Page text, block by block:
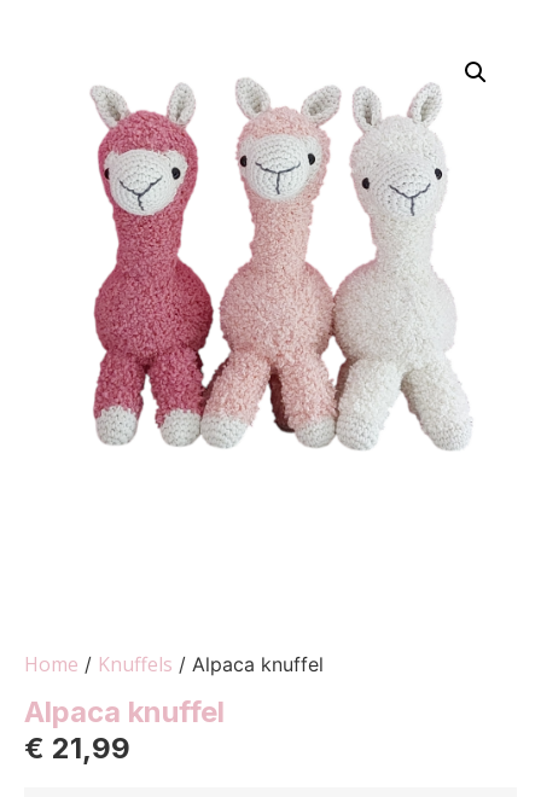
Home / Knuffels / Alpaca knuffel
Alpaca knuffel
€ 21,99